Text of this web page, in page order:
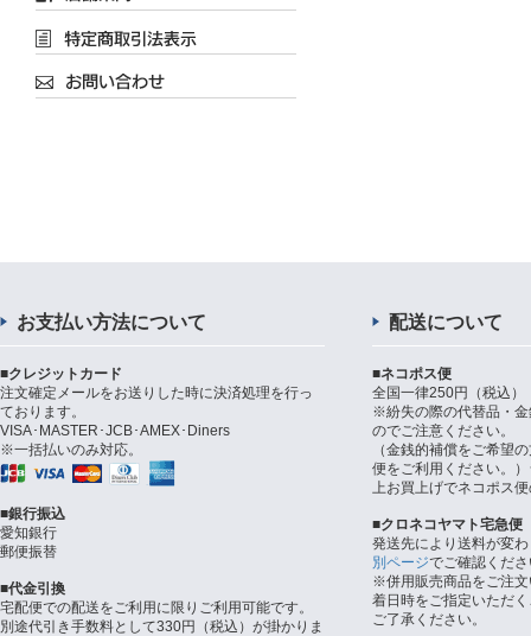
お支払い方法について
■クレジットカード
注文確定メールをお送りした時に決済処理を行っ
ております。
VISA･MASTER･JCB･AMEX･Diners
※一括払いのみ対応。
■銀行振込
愛知銀行
郵便振替
■代金引換
宅配便での配送をご利用に限りご利用可能です。
別途代引き手数料として330円（税込）が掛かりま
配送について
■ネコポス便
全国一律250円（税込）
※紛失の際の代替品・
のでご注意ください。
（金銭的補償をご希望
便をご利用ください。
上お買上げでネコポス
■クロネコヤマト宅急便
発送先により送料が変
別ページでご確認くだ
※併用販売商品をご注
着日時をご指定いただ
ご了承ください。